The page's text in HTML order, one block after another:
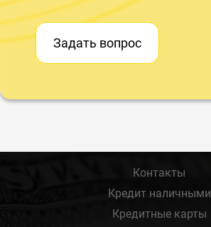
Задать вопрос
Контакты
Кредит наличными
Кредитные карты